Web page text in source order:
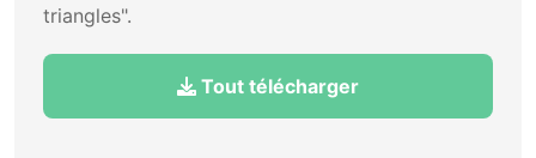
triangles".
Tout télécharger